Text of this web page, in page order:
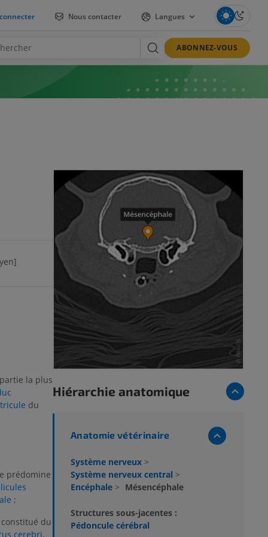
Nous contacter Langues
ABONNEZ-VOUS
la plus
du
prédomine
;
constitué du
cerebri.
Hiérarchie anatomique
Anatomie vétérinaire
Système nerveux >
Système nerveux central >
Encéphale > Mésencéphale
Structures sous-jacentes :
Pédoncule cérébral